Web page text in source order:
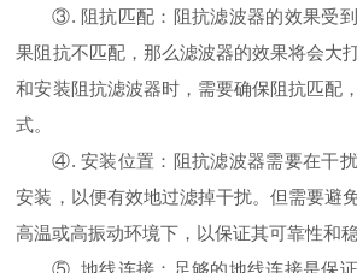
③. 阻抗匹配：阻抗滤波器的效果受
果阻抗不匹配，那么滤波器的效果将会大
和安装阻抗滤波器时，需要确保阻抗匹配
式。
④. 安装位置：阻抗滤波器需要在干
安装，以便有效地过滤掉干扰。但需要避
高温或高振动环境下，以保证其可靠性和稳
⑤. 地线连接：足够的地线连接是保